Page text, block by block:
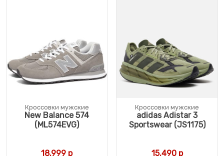
Кроссовки мужские
New Balance 574
(ML574EVG)
18.999 р
Кроссовки мужские
adidas Adistar 3
Sportswear (JS1175)
15.490р